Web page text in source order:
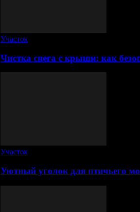
Участок
Чистка снега с крыши: как
Участок
Уютный уголок для птичьего